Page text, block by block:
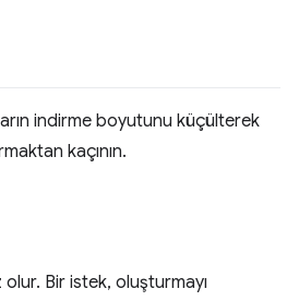
indirme boyutunu küçülterek
kaçının.
olur. Bir istek, oluşturmayı